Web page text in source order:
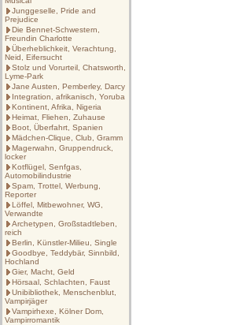
Junggeselle, Pride and
Prejudice
Die Bennet-Schwestern,
Freundin Charlotte
Überheblichkeit, Verachtung,
Neid, Eifersucht
Stolz und Vorurteil, Chatsworth,
Lyme-Park
Jane Austen, Pemberley, Darcy
Integration, afrikanisch, Yoruba
Kontinent, Afrika, Nigeria
Heimat, Fliehen, Zuhause
Boot, Überfahrt, Spanien
Mädchen-Clique, Club, Gramm
Magerwahn, Gruppendruck,
locker
Kotflügel, Senfgas,
Automobilindustrie
Spam, Trottel, Werbung,
Reporter
Löffel, Mitbewohner, WG,
Verwandte
Archetypen, Großstadtleben,
reich
Berlin, Künstler-Milieu, Single
Goodbye, Teddybär, Sinnbild,
Hochland
Gier, Macht, Geld
Hörsaal, Schlachten, Faust
Unibibliothek, Menschenblut,
Vampirjäger
Vampirhexe, Kölner Dom,
Vampirromantik